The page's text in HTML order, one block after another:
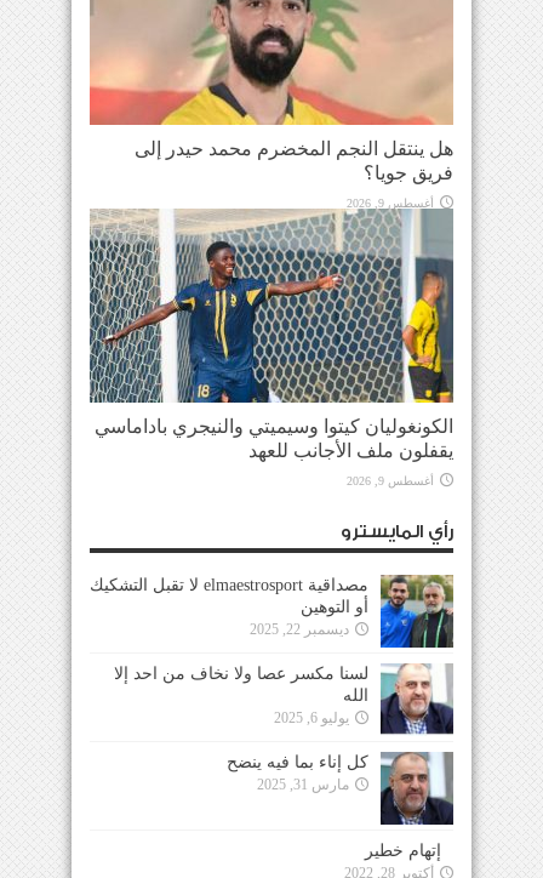
هل ينتقل النجم المخضرم محمد حيدر إلى
فريق جويا؟
أغسطس 9, 2026
الكونغوليان كيتوا وسيميتي والنيجري باداماسي
يقفلون ملف الأجانب للعهد
أغسطس 9, 2026
رأي المايسترو
مصداقية elmaestrosport لا تقبل التشكيك
أو التوهين
ديسمبر 22, 2025
لسنا مكسر عصا ولا نخاف من احد إلا
الله
يوليو 6, 2025
كل إناء بما فيه ينضح
مارس 31, 2025
إتهام خطير
أكتوبر 28, 2022